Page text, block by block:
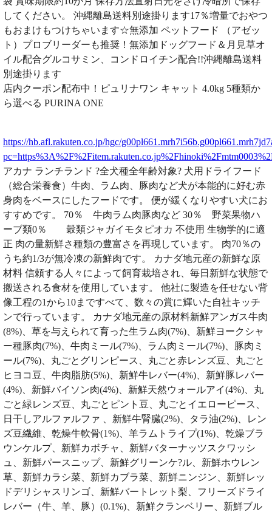
してください。 沖縄離島送料別途掛ります17％増量でおやつ
もおまけもつけちゃいます☆無添加 ペットフード （アゼッ
ト）プロブリーダーも推奨！無添加ドッグフード＆月見草オ
イル配合グルコサミン、コンドロイチン配合!!沖縄離島送料
別途掛ります
店内クーポン配布中！ピュリナワン キャット 4.0kg 5種類か
ら選べる PURINA ONE
https://hb.afl.rakuten.co.jp/hgc/
アカナ ランチランド ?全犬種全年齢対象? 犬用ドライフード
（総合栄養食）牛肉、ラム肉、豚肉など犬が本能的に好む赤
身肉をベースにしたフードです。 便が緩くなりやすい犬にお
すすめです。 70％ 牛肉ラム肉豚肉など 30％ 野菜果物ハ
ーブ類0％ 穀類ジャガイモタピオカ 不使用 生物学的に適
正 肉の量新鮮さ種類の豊富さを再現しています。 肉70％の
うち約1/3が無冷凍の新鮮肉です。 カナダ地元産の新鮮な原
材料 信頼する人々によって飼育栽培され、毎日新鮮な状態で
搬送される食材を使用しています。 他社に製造を任せない背
像工程の1から10まですべて、数々の賞に輝いた自社キッチ
ンで行っています。 カナダ地元産の原材料新鮮アンガス牛肉
(8%)、草を与えられて育った生ラム肉(7%)、新鮮ヨークシャ
ー種豚肉(7%)、牛肉ミール(7%)、ラム肉ミール(7%)、豚肉ミ
ール(7%)、丸ごとグリンピース、丸ごと赤レンズ豆、丸ごと
ヒヨコ豆、牛肉脂肪(5%)、新鮮牛レバー(4%)、新鮮豚レバー
(4%)、新鮮バイソン肉(4%)、新鮮天然ウォールアイ(4%)、丸
ごと緑レンズ豆、丸ごとピント豆、丸ごとイエローピース、
日干しアルファルファ 、新鮮牛腎臓(2%)、タラ油(2%)、レン
ズ豆繊維、乾燥牛軟骨(1%)、羊ラムトライプ(1%)、乾燥ブラ
ウンケルプ、新鮮カボチャ、新鮮バターナッツスクワッシ
ュ、新鮮パースニップ、新鮮グリーンケ?ル、新鮮ホウレン
草、新鮮カラシ菜、新鮮カブラ菜、新鮮ニンジン、新鮮レッ
ドデリシャスリンゴ、新鮮バートレット梨、フリーズドライ
レバー（牛、羊、豚）(0.1%)、新鮮クランベリー、新鮮ブル